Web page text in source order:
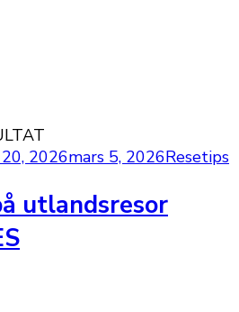
2026mars 5, 2026Resetips
utlandsresor